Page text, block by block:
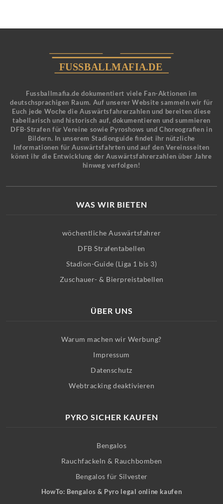
Fussballmafia.de dokumentiert viele Fan-Aktionen im
deutschsprachigen Raum. Auf unserer Website sammeln wir für
Euch jede Woche die Auswärtsfahrerzahlen und bereiten diese
tabellarisch und historisch auf, dokumentieren und summieren
DFB-Strafen für Vereine sowie Pyroshows und Choreografien in
Bildern. In unserem Stadionguide findet ihr nützliche
Informationen für Auswärtsfahrten und auf den Vereinsseiten
könnt ihr die Entwicklung der Auswärtsfahrerzahlen über Jahre
hinweg verfolgen!
WAS WIR BIETEN
wöchentliche Auswärtsfahrer
DFB Strafentabellen
Stadion-Guide (Liga 1 bis 3)
Zuschauer- & Bierpreistabellen
ÜBER UNS
Warum machen wir Werbung?
Impressum
Datenschutz
Webtracking deaktivieren
PYRO SICHER KAUFEN
Bengalos
Rauchfackeln & Rauchbomben
Bengalos für Silvester
HowTo: Bengalos & Pyro legal online kaufen